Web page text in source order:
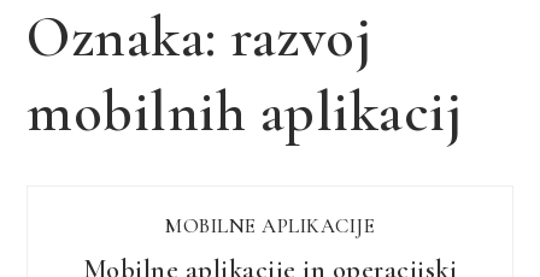
Oznaka: razvoj
mobilnih aplikacij
MOBILNE APLIKACIJE
Mobilne aplikacije in operacijski